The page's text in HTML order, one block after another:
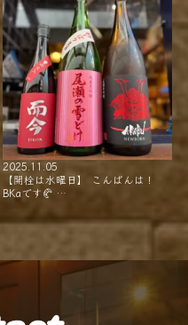
2025.11.05
【開栓は水曜日】 こんばんは！
BKaです🥐 …